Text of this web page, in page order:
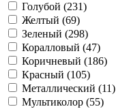
Голубой (231)
Желтый (69)
Зеленый (298)
Коралловый (47)
Коричневый (186)
Красный (105)
Металлический (11)
Мультиколор (55)